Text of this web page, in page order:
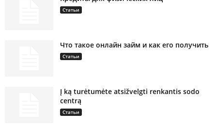
Статьи
Что такое онлайн займ и как его получить
Статьи
Į ką turėtumėte atsižvelgti renkantis sodo
centrą
Статьи